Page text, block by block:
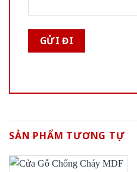
SẢN PHẨM TƯƠNG TỰ